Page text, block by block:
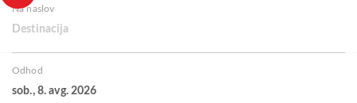
Na naslov
Destinacija
Odhod
sob., 8. avg. 2026